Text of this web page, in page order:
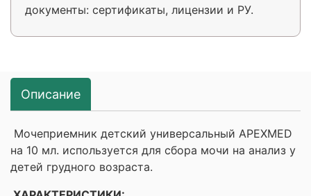
документы: сертификаты, лицензии и РУ.
Описание
Мочеприемник детский универсальный APEXMED
на 10 мл. используется для сбора мочи на анализ у
детей грудного возраста.